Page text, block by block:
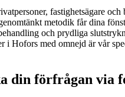
fastighetsägare
metodik får dina
och prydliga
Hofors med omnejd är vår
din förfrågan via